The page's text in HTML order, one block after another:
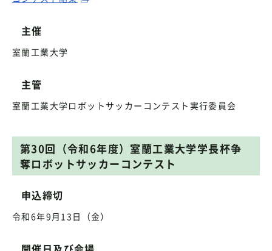
主催
室蘭工業大学
主管
室蘭工業大学ロボットサッカーコンテスト実行委員会
第30回（令和6年度）室蘭工業大学学長杯争
奪ロボットサッカーコンテスト
申込締切
令和6年9月13日（金）